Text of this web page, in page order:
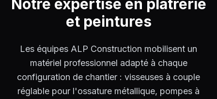
Notre expertise en plâtrerie
et peintures
Les équipes ALP Construction mobilisent un
matériel professionnel adapté à chaque
configuration de chantier : visseuses à couple
réglable pour l'ossature métallique, pompes à